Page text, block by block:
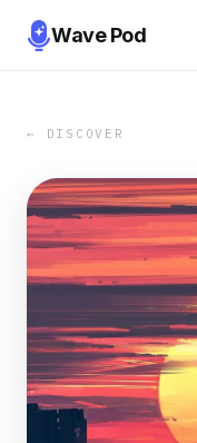
Wave Pod
← DISCOVER